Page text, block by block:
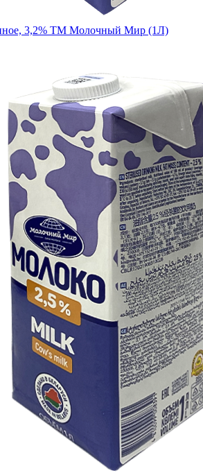
3,2% ТМ Молочный Мир (1Л)